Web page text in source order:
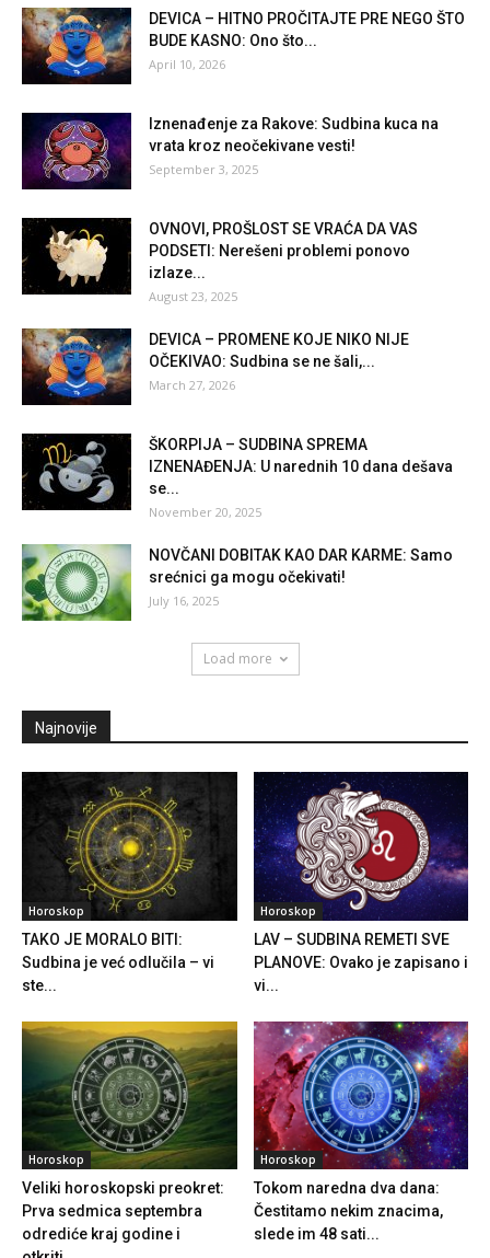
DEVICA – HITNO PROČITAJTE PRE NEGO ŠTO
BUDE KASNO: Ono što...
April 10, 2026
Iznenađenje za Rakove: Sudbina kuca na
vrata kroz neočekivane vesti!
September 3, 2025
OVNOVI, PROŠLOST SE VRAĆA DA VAS
PODSETI: Nerešeni problemi ponovo
izlaze...
August 23, 2025
DEVICA – PROMENE KOJE NIKO NIJE
OČEKIVAO: Sudbina se ne šali,...
March 27, 2026
ŠKORPIJA – SUDBINA SPREMA
IZNENAĐENJA: U narednih 10 dana dešava
se...
November 20, 2025
NOVČANI DOBITAK KAO DAR KARME: Samo
srećnici ga mogu očekivati!
July 16, 2025
Load more
Najnovije
Horoskop
TAKO JE MORALO BITI:
Sudbina je već odlučila – vi
ste...
Horoskop
LAV – SUDBINA REMETI SVE
PLANOVE: Ovako je zapisano i
vi...
Horoskop
Veliki horoskopski preokret:
Prva sedmica septembra
odrediće kraj godine i
Horoskop
Tokom naredna dva dana:
Čestitamo nekim znacima,
slede im 48 sati...